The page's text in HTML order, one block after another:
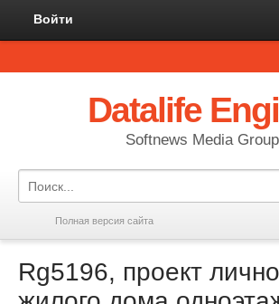
Войти
Datalife
Softnews Media Group
Полная версия сайта
Rg5196, проект